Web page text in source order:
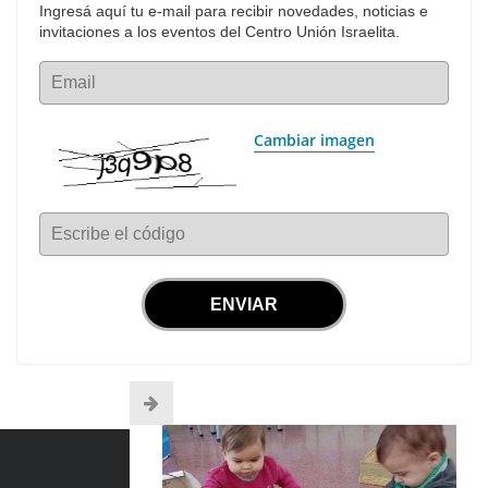
Ingresá aquí tu e-mail para recibir novedades, noticias e
invitaciones a los eventos del Centro Unión Israelita.
Email
Cambiar imagen
Escribe el código